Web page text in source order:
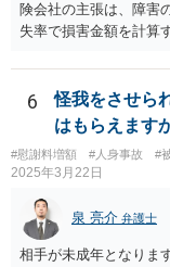
険会社の主張は、障害
失率で損害金額を計算
ので、弁護士を交代し
十分に打ち合わせを
6
怪我をさせら
はもらえます
#慰謝料増額 #人身事故 #
2025年3月22日
泉 亮介 弁護士
相手が未成年となりま